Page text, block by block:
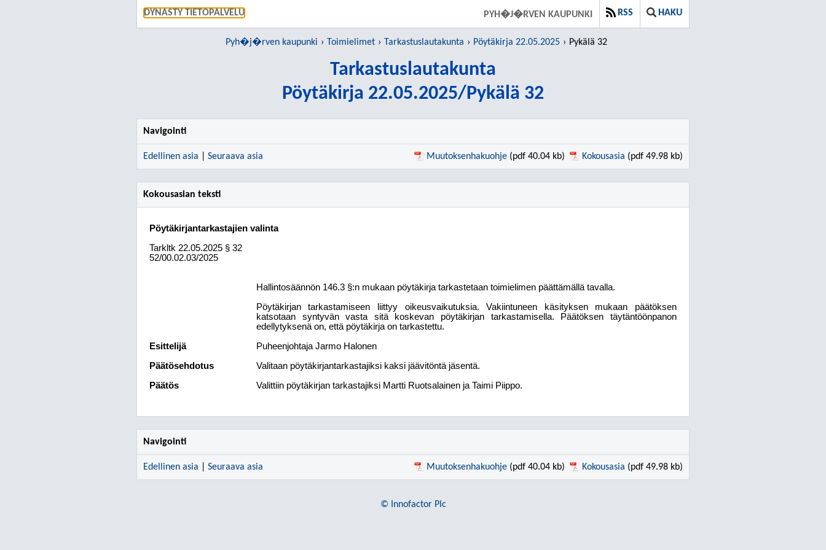
DYNASTY TIETOPALVELU PYH�J�RVEN KAUPUNKI RSS HAKU
Pyh�j�rven kaupunki Toimielimet Tarkastuslautakunta Pöytäkirja 22.05.2025 Pykälä 32
Tarkastuslautakunta
Pöytäkirja 22.05.2025/Pykälä 32
Navigointi
Edellinen asia Seuraava asia Muutoksenhakuohje (pdf 40.04 kb) Kokousasia (pdf 49.98 kb)
Kokousasian teksti
Pöytäkirjantarkastajien valinta
Tarkltk 22.05.2025 § 32
52/00.02.03/2025
Hallintosäännön 146.3 §:n mukaan pöytäkirja tarkastetaan toimielimen päättämällä tavalla.
Pöytäkirjan tarkastamiseen liittyy oikeusvaikutuksia. Vakiintuneen käsityksen mukaan päätöksen
katsotaan syntyvän vasta sitä koskevan pöytäkirjan tarkastamisella. Päätöksen täytäntöönpanon
edellytyksenä on, että pöytäkirja on tarkastettu.
Esittelijä
Puheenjohtaja Jarmo Halonen
Päätösehdotus
Valitaan pöytäkirjantarkastajiksi kaksi jäävitöntä jäsentä.
Päätös
Valittiin pöytäkirjan tarkastajiksi Martti Ruotsalainen ja Taimi Piippo.
Navigointi
Edellinen asia Seuraava asia Muutoksenhakuohje (pdf 40.04 kb) Kokousasia (pdf 49.98 kb)
© Innofactor Plc